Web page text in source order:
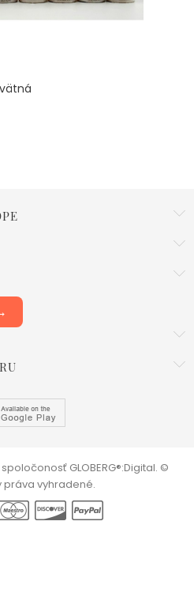
GLOBERG®:Digital. ©
práva vyhradené.